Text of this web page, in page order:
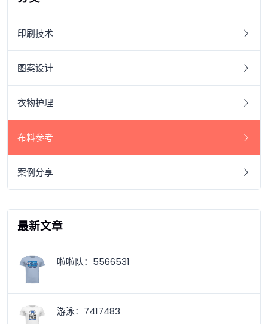
印刷技术
图案设计
衣物护理
布料参考
案例分享
最新文章
啦啦队：5566531
游泳：7417483